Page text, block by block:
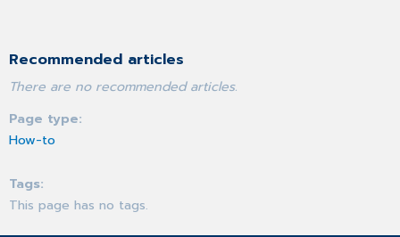
Recommended articles
There are no recommended articles.
Page type
How-to
Tags
This page has no tags.